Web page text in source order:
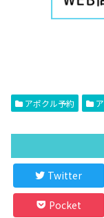
アポクル予約
Twitter
Pocket